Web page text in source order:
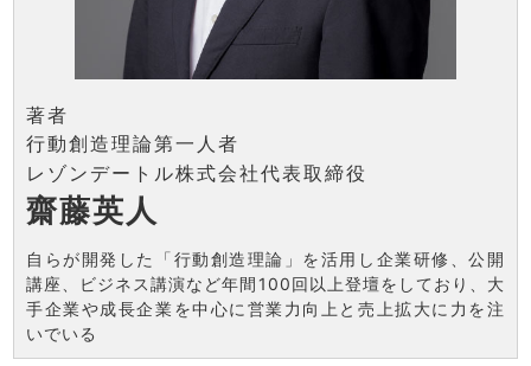
著者
行動創造理論第一人者
レゾンデートル株式会社代表取締役
齋藤英人
自らが開発した「行動創造理論」を活用し企業研修、公開
講座、ビジネス講演など年間100回以上登壇をしており、大
手企業や成長企業を中心に営業力向上と売上拡大に力を注
いでいる